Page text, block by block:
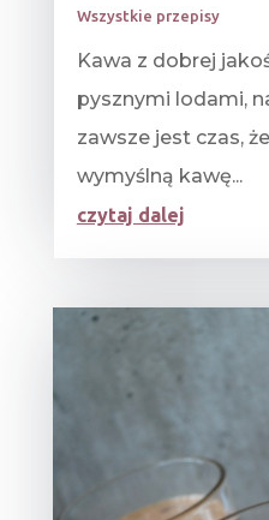
Wszystkie przepisy
Kawa z dobrej
pysznymi lodami,
zawsze jest czas,
wymyślną kawę...
czytaj dalej